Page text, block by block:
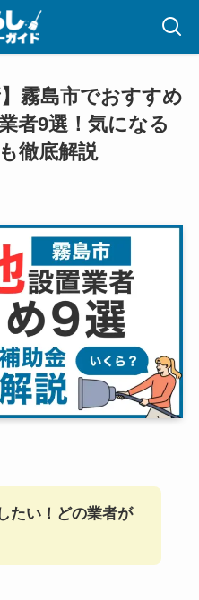
】霧島市でおすすめ
者9選！気になる
徹底解説
たい！どの業者が